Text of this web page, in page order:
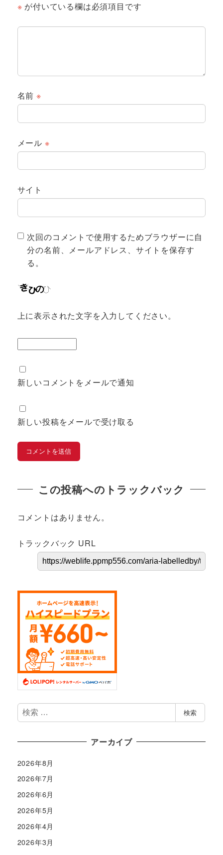
※ が付いている欄は必須項目です
名前※
メール ※
サイト
次回のコメントで使用するためブラウザーに自
分の名前、メールアドレス、サイトを保存す
る。
上に表示された文字を入力してください。
新しいコメントをメールで通知
新しい投稿をメールで受け取る
この投稿へのトラックバック
コメントはありません。
トラックバック URL
検
索
検索
アーカイブ
2026年8月
2026年7月
2026年6月
2026年5月
2026年4月
2026年3月